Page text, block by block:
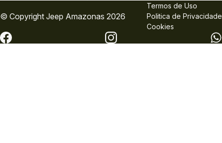
© Copyright Jeep Amazonas 2026
Termos de Uso
Politica de Privacidade
Cookies